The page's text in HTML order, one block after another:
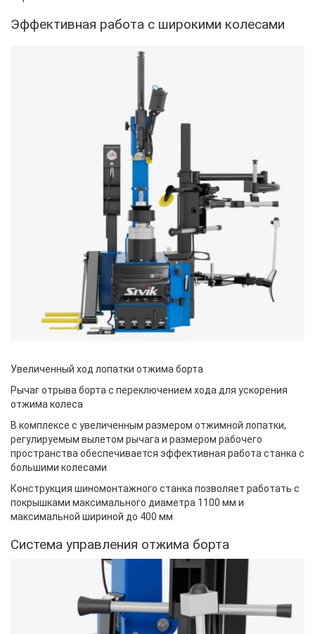
Эффективная работа с широкими колесами
Увеличенный ход лопатки отжима борта
Рычаг отрыва борта с переключением хода для ускорения
отжима колеса
В комплексе с увеличенным размером отжимной лопатки,
регулируемым вылетом рычага и размером рабочего
пространства обеспечивается эффективная работа станка с
большими колесами
Конструкция шиномонтажного станка позволяет работать с
покрышками максимального диаметра 1100 мм и
максимальной шириной до 400 мм
Система управления отжима борта